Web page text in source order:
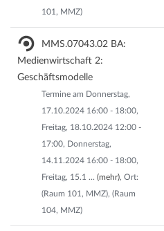
101, MMZ)
MMS.07043.02 BA:
Medienwirtschaft 2:
Geschäftsmodelle
Termine am Donnerstag,
17.10.2024 16:00 - 18:00,
Freitag, 18.10.2024 12:00 -
17:00, Donnerstag,
14.11.2024 16:00 - 18:00,
Freitag, 15.1 ... (mehr), Ort:
(Raum 101, MMZ), (Raum
104, MMZ)